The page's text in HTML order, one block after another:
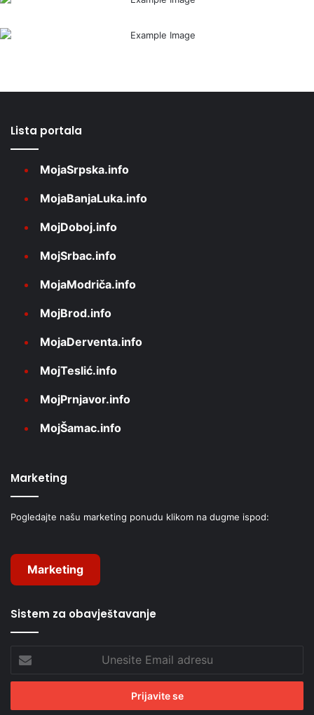
Lista portala
MojaSrpska.info
MojaBanjaLuka.info
MojDoboj.info
MojSrbac.info
MojaModriča.info
MojBrod.info
MojaDerventa.info
MojTeslić.info
MojPrnjavor.info
MojŠamac.info
Marketing
Pogledajte našu marketing ponudu klikom na dugme ispod:
Marketing
Sistem za obavještavanje
Email
adresu